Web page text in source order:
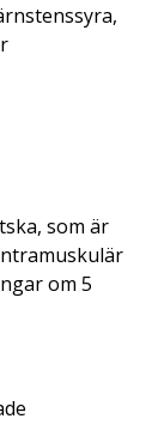
som är
om 5